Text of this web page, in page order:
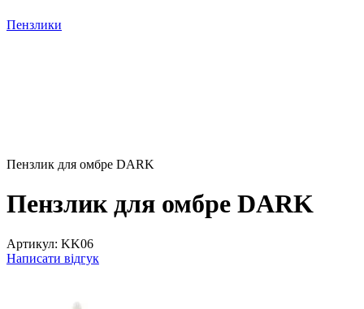
Пензлики
Пензлик для омбре DARK
Пензлик для омбре DARK
Артикул: KK06
Написати відгук